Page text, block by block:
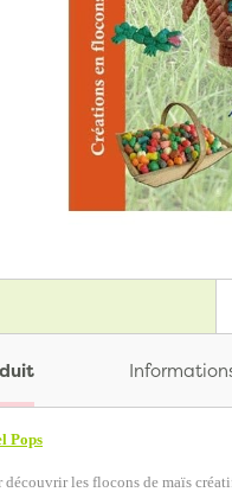
Pops
les flocons de maïs